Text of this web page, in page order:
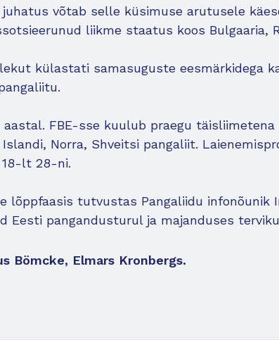
juhatus võtab selle küsimuse arutusele
liikme staatus koos Bulgaaria,
külastati samasuguste eesmärkidega
aastal. FBE-sse kuulub praegu
Norra, Shveitsi pangaliit.
lt 28-ni.
lõppfaasis tutvustas Pangaliidu
Eesti pangandusturul ja majanduses
Bömcke, Elmars Kronbergs.